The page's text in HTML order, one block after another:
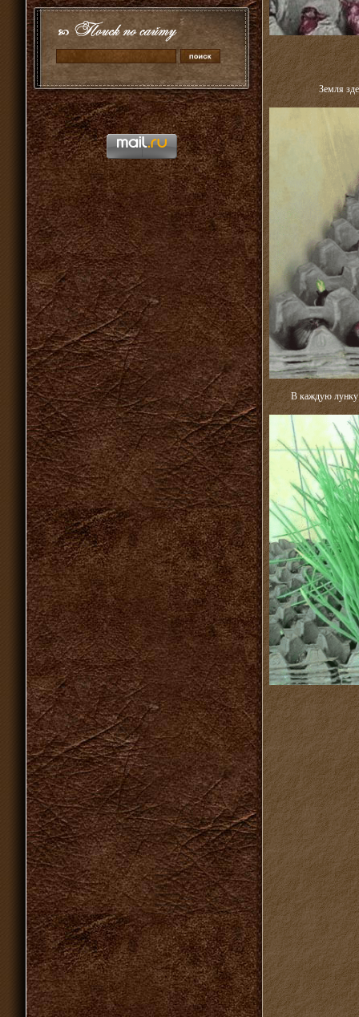
Земля
В каждую лунку